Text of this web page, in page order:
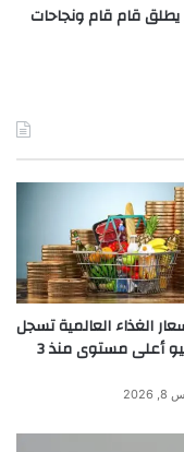
يطلق قام قام ونجاحات
الغذاء العالمية تسجل
في يوليو أعلى مستوى منذ 3